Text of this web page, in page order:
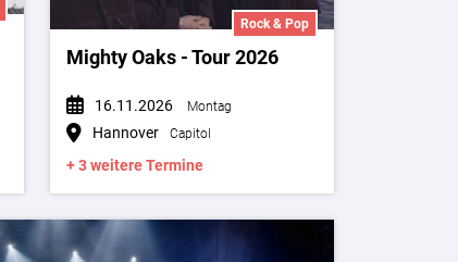
Rock & Pop
Mighty Oaks - Tour 2026
16.11.2026 Montag
Hannover Capitol
+ 3 weitere Termine